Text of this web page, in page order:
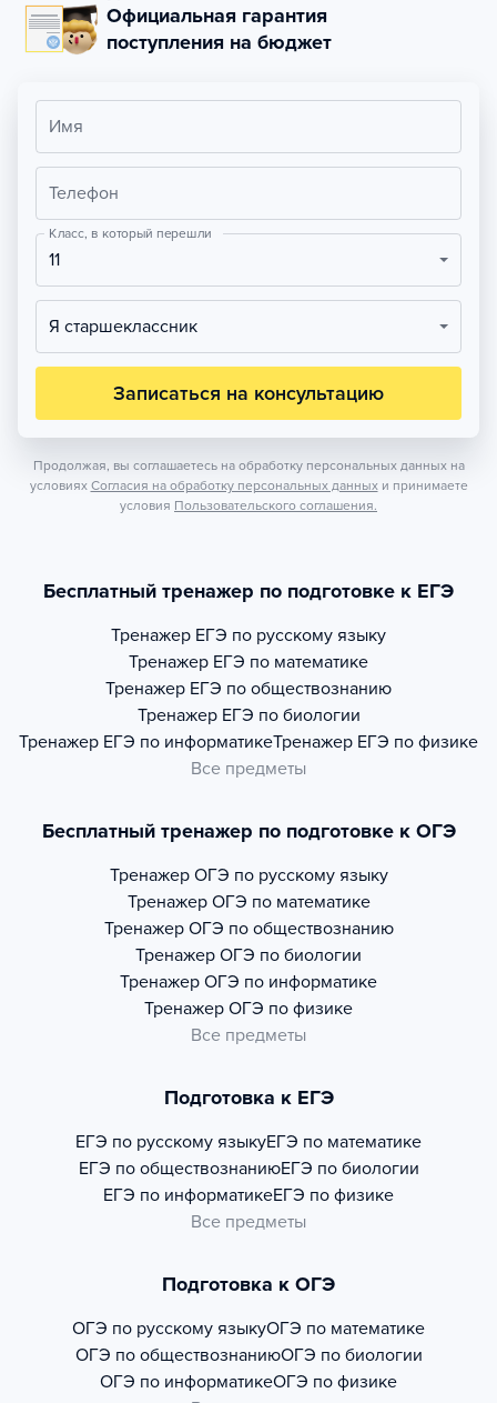
Официальная гарантия
поступления на бюджет
Имя
Телефон
Класс, в который перешли
11
Я старшеклассник
Записаться на консультацию
Продолжая, вы соглашаетесь на обработку персональных данных на
условиях Согласия на обработку персональных данных и принимаете
условия Пользовательского соглашения.
Бесплатный тренажер по подготовке к ЕГЭ
Тренажер ЕГЭ по русскому языку
Тренажер ЕГЭ по математике
Тренажер ЕГЭ по обществознанию
Тренажер ЕГЭ по биологии
Тренажер ЕГЭ по информатикеТренажер ЕГЭ по физике
Все предметы
Бесплатный тренажер по подготовке к ОГЭ
Тренажер ОГЭ по русскому языку
Тренажер ОГЭ по математике
Тренажер ОГЭ по обществознанию
Тренажер ОГЭ по биологии
Тренажер ОГЭ по информатике
Тренажер ОГЭ по физике
Все предметы
Подготовка к ЕГЭ
ЕГЭ по русскому языкуЕГЭ по математике
ЕГЭ по обществознаниюЕГЭ по биологии
ЕГЭ по информатикеЕГЭ по физике
Все предметы
Подготовка к ОГЭ
ОГЭ по русскому языкуОГЭ по математике
ОГЭ по обществознаниюОГЭ по биологии
ОГЭ по информатикеОГЭ по физике